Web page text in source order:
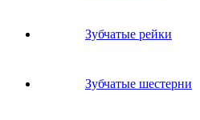
Зубчатые рейки
Зубчатые шестерни